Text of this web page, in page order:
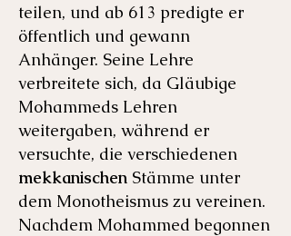
teilen, und ab 613 predigte er
öffentlich und gewann
Anhänger. Seine Lehre
verbreitete sich, da Gläubige
Mohammeds Lehren
weitergaben, während er
versuchte, die verschiedenen
mekkanischen Stämme unter
dem Monotheismus zu vereinen.
Nachdem Mohammed begonnen